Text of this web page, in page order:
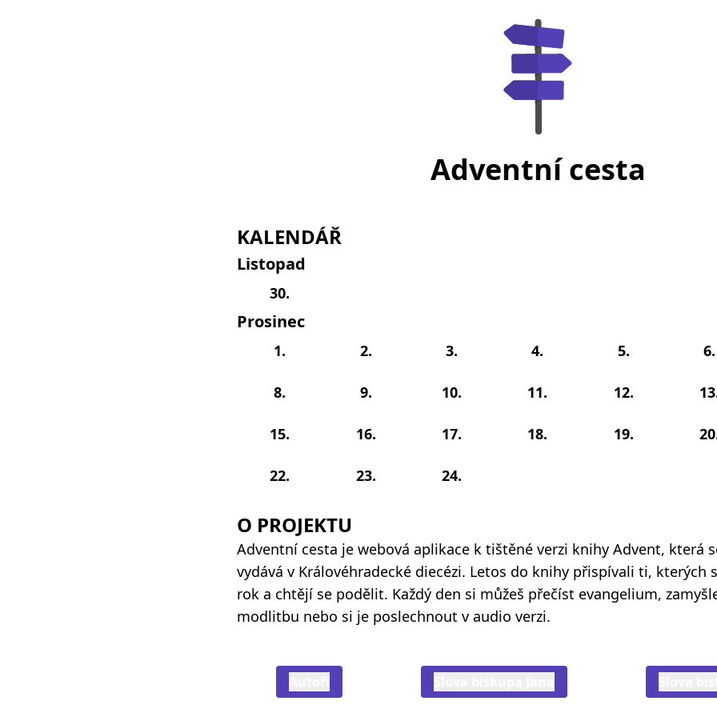
Adventní cesta
KALENDÁŘ
Listopad
30.
Prosinec
1. 2. 3. 4. 5. 6.
8. 9. 10. 11. 12.
15. 16. 17. 18. 19.
22. 23. 24.
O PROJEKTU
Adventní cesta je webová aplikace k tištěné verzi knihy Advent, která
vydává v Královéhradecké diecézi. Letos do knihy přispívali ti, kterých
rok a chtějí se podělit. Každý den si můžeš přečíst evangelium,
modlitbu nebo si je poslechnout v audio verzi.